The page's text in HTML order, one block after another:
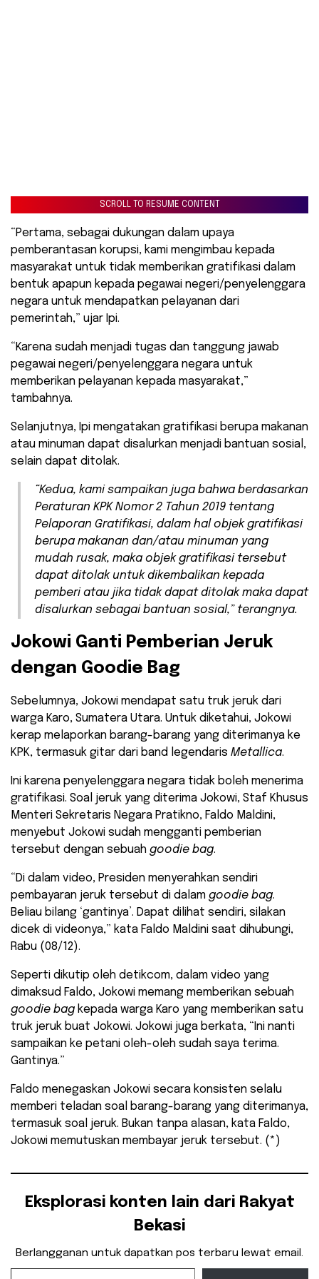
SCROLL TO RESUME CONTENT
“Pertama, sebagai dukungan dalam upaya
pemberantasan korupsi, kami mengimbau kepada
masyarakat untuk tidak memberikan gratifikasi dalam
bentuk apapun kepada pegawai negeri/penyelenggara
negara untuk mendapatkan pelayanan dari
pemerintah,” ujar Ipi.
“Karena sudah menjadi tugas dan tanggung jawab
pegawai negeri/penyelenggara negara untuk
memberikan pelayanan kepada masyarakat,”
tambahnya.
Selanjutnya, Ipi mengatakan gratifikasi berupa makanan
atau minuman dapat disalurkan menjadi bantuan sosial,
selain dapat ditolak.
“Kedua, kami sampaikan juga bahwa berdasarkan
Peraturan KPK Nomor 2 Tahun 2019 tentang
Pelaporan Gratifikasi, dalam hal objek gratifikasi
berupa makanan dan/atau minuman yang
mudah rusak, maka objek gratifikasi tersebut
dapat ditolak untuk dikembalikan kepada
pemberi atau jika tidak dapat ditolak maka dapat
disalurkan sebagai bantuan sosial,” terangnya.
Jokowi Ganti Pemberian Jeruk
dengan Goodie Bag
Sebelumnya, Jokowi mendapat satu truk jeruk dari
warga Karo, Sumatera Utara. Untuk diketahui, Jokowi
kerap melaporkan barang-barang yang diterimanya ke
KPK, termasuk gitar dari band legendaris Metallica.
Ini karena penyelenggara negara tidak boleh menerima
gratifikasi. Soal jeruk yang diterima Jokowi, Staf Khusus
Menteri Sekretaris Negara Pratikno, Faldo Maldini,
menyebut Jokowi sudah mengganti pemberian
tersebut dengan sebuah goodie bag.
“Di dalam video, Presiden menyerahkan sendiri
pembayaran jeruk tersebut di dalam goodie bag.
Beliau bilang ‘gantinya’. Dapat dilihat sendiri, silakan
dicek di videonya,” kata Faldo Maldini saat dihubungi,
Rabu (08/12).
Seperti dikutip oleh detikcom, dalam video yang
dimaksud Faldo, Jokowi memang memberikan sebuah
goodie bag kepada warga Karo yang memberikan satu
truk jeruk buat Jokowi. Jokowi juga berkata, “Ini nanti
sampaikan ke petani oleh-oleh sudah saya terima.
Gantinya.”
Faldo menegaskan Jokowi secara konsisten selalu
memberi teladan soal barang-barang yang diterimanya,
termasuk soal jeruk. Bukan tanpa alasan, kata Faldo,
Jokowi memutuskan membayar jeruk tersebut. (*)
Eksplorasi konten lain dari Rakyat
Bekasi
Berlangganan untuk dapatkan pos terbaru lewat email.
Ketikkan email Anda...